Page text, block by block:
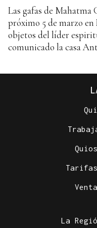
Las gafas de Mahatma
próximo 5 de marzo
objetos del líder
comunicado la casa
La